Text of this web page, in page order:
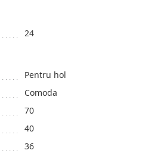
24
Pentru hol
Comoda
70
40
36